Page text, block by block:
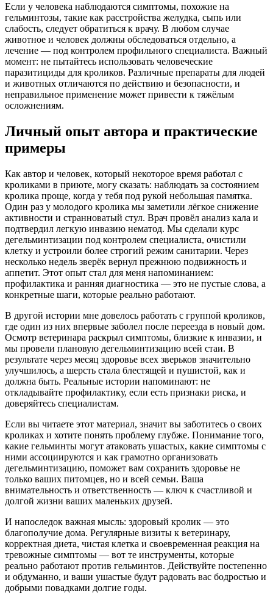
Если у человека наблюдаются симптомы, похожие на
гельминтозы, такие как расстройства желудка, сыпь или
слабость, следует обратиться к врачу. В любом случае
животное и человек должны обследоваться отдельно, а
лечение — под контролем профильного специалиста. Важный
момент: не пытайтесь использовать человеческие
паразитициды для кроликов. Различные препараты для людей
и животных отличаются по действию и безопасности, и
неправильное применение может привести к тяжёлым
осложнениям.
Личный опыт автора и практические
примеры
Как автор и человек, который некоторое время работал с
кроликами в приюте, могу сказать: наблюдать за состоянием
кролика проще, когда у тебя под рукой небольшая памятка.
Один раз у молодого кролика мы заметили лёгкое снижение
активности и странноватый стул. Врач провёл анализ кала и
подтвердил легкую инвазию нематод. Мы сделали курс
дегельминтизации под контролем специалиста, очистили
клетку и устроили более строгий режим санитарии. Через
несколько недель зверёк вернул прежнюю подвижность и
аппетит. Этот опыт стал для меня напоминанием:
профилактика и ранняя диагностика — это не пустые слова, а
конкретные шаги, которые реально работают.
В другой истории мне довелось работать с группой кроликов,
где один из них впервые заболел после переезда в новый дом.
Осмотр ветеринара раскрыл симптомы, близкие к инвазии, и
мы провели плановую дегельминтизацию всей стаи. В
результате через месяц здоровье всех зверьков значительно
улучшилось, а шерсть стала блестящей и пушистой, как и
должна быть. Реальные истории напоминают: не
откладывайте профилактику, если есть признаки риска, и
доверяйтесь специалистам.
Если вы читаете этот материал, значит вы заботитесь о своих
кроликах и хотите понять проблему глубже. Понимание того,
какие гельминты могут атаковать ушастых, какие симптомы с
ними ассоциируются и как грамотно организовать
дегельминтизацию, поможет вам сохранить здоровье не
только ваших питомцев, но и всей семьи. Ваша
внимательность и ответственность — ключ к счастливой и
долгой жизни ваших маленьких друзей.
И напоследок важная мысль: здоровый кролик — это
благополучие дома. Регулярные визиты к ветеринару,
корректная диета, чистая клетка и своевременная реакция на
тревожные симптомы — вот те инструменты, которые
реально работают против гельминтов. Действуйте постепенно
и обдуманно, и ваши ушастые будут радовать вас бодростью и
добрыми повадками долгие годы.